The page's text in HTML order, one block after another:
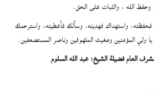
وحفظ الله ، والثبات على الحق.
واستهداك فهديته، وسألك فأعطيته، واسترحمك
ولي المؤمنين ومغيث الملهوفين وناصر المستضعفين.
العام فضيلة الشيخ: عبد الله السلوم